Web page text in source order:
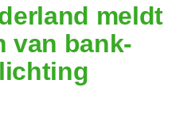
meldt
van bank-